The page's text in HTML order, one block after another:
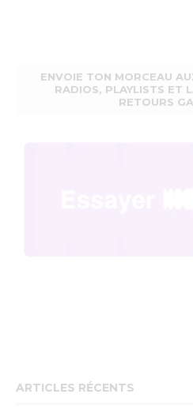
ENVOIE TON MORCEAU
RADIOS, PLAYLISTS ET
RETOURS
ARTICLES RÉCENTS